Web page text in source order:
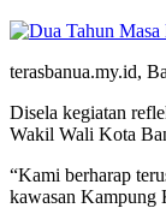
terasbanua.my.id,
Disela kegiatan
Wakil Wali Kota
“Kami berharap
kawasan Kampung